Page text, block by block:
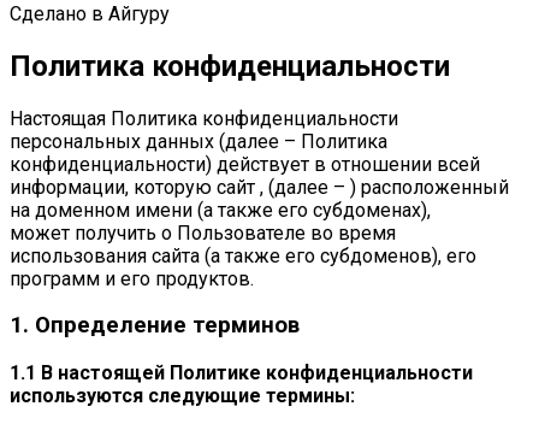
Сделано в Айгуру
Политика конфиденциальности
Настоящая Политика конфиденциальности
персональных данных (далее – Политика
конфиденциальности) действует в отношении всей
информации, которую сайт , (далее – ) расположенный
на доменном имени (а также его субдоменах),
может получить о Пользователе во время
использования сайта (а также его субдоменов), его
программ и его продуктов.
1. Определение терминов
1.1 В настоящей Политике конфиденциальности
используются следующие термины: